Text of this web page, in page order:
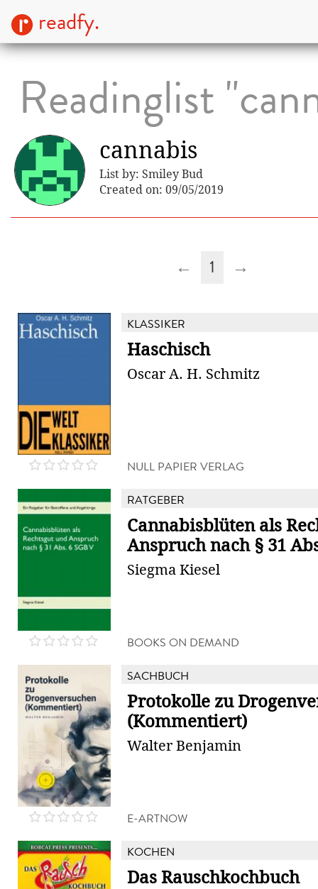
readfy.
Readinglist
cannabis
List by: Smiley Bud
Created on: 09/05/2019
← 1 →
KLASSIKER
Haschisch
Oscar A. H. Schmitz
NULL PAPIER VERLAG
RATGEBER
Cannabisblüten als
Anspruch nach § 31
Siegma Kiesel
BOOKS ON DEMAND
SACHBUCH
Protokolle zu
(Kommentiert)
Walter Benjamin
E-ARTNOW
KOCHEN
Das Rauschkochbuch